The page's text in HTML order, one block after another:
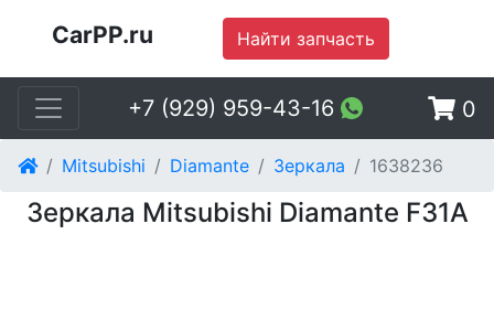
CarPP.ru Найти запчасть
+7 (929) 959-43-16 0
Mitsubishi Diamante Зеркала 1638236
Зеркала Mitsubishi Diamante F31A